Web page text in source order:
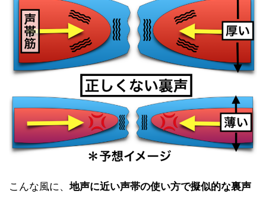
こんな風に、 地声に近い声帯の使い方で擬似的な裏声